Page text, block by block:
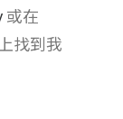
或在
上找到我